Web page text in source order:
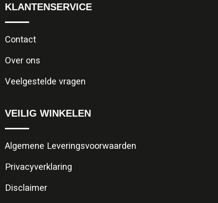
KLANTENSERVICE
Contact
Over ons
Veelgestelde vragen
VEILIG WINKELEN
Algemene Leveringsvoorwaarden
Privacyverklaring
Disclaimer